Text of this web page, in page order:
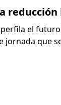
reducción
el
jornada que